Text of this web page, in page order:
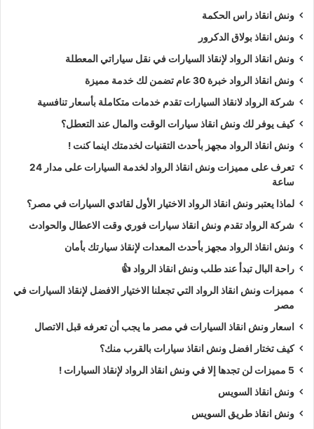
ونش انقاذ راس الحكمة
ونش انقاذ بولاق الدكرور
ونش انقاذ الرواد لإنقاذ السيارات في نقل سياراتي المعطلة
ونش انقاذ الرواد خبرة 30 عام تضمن لك خدمة مميزة
شركة الرواد لانقاذ السيارات تقدم خدمات متكاملة بأسعار تنافسية
كيف يوفر لك ونش انقاذ سيارات الوقت والمال عند التعطل؟
ونش انقاذ الرواد مجهز بأحدث التقنيات لخدمتك اينما كنت !
تعرف على مميزات ونش انقاذ الرواد لخدمة السيارات على مدار 24
ساعة
لماذا يعتبر ونش انقاذ الرواد الاختيار الأول لقائدي السيارات في مصر؟
شركة الرواد تقدم ونش انقاذ سيارات فوري وقت الاعطال والحوادث
ونش انقاذ الرواد مجهز بأحدث المعدات لإنقاذ سيارتك بأمان
راحة البال تبدأ عند طلب ونش انقاذ الرواد 👍
مميزات ونش انقاذ الرواد التي تجعلنا الاختيار الافضل لإنقاذ السيارات في
مصر
اسعار ونش انقاذ السيارات في مصر ما يجب أن تعرفه قبل الاتصال
كيف تختار افضل ونش انقاذ سيارات بالقرب منك؟
5 مميزات لن تجدها إلا في ونش انقاذ الرواد لإنقاذ السيارات !
ونش انقاذ السويس
ونش انقاذ طريق السويس